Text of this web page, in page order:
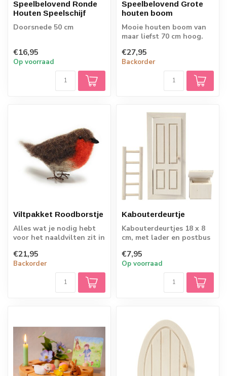
Speelbelovend Ronde
Houten Speelschijf
Doorsnede 50 cm
€16,95
Op voorraad
Speelbelovend Grote
houten boom
Mooie houten boom van
maar liefst 70 cm hoog.
kinderen te v...
€27,95
Backorder
Viltpakket Roodborstje
Alles wat je nodig hebt
voor het naaldvilten zit in
dier...
€21,95
Backorder
Kabouterdeurtje
Kabouterdeurtjes 18 x 8
cm, met lader en postbus
€7,95
Op voorraad